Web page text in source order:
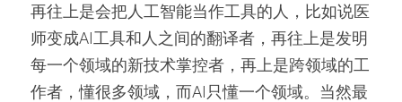
再往上是会把人工智能当作工具的人，比如说医
师变成AI工具和人之间的翻译者，再往上是发明
每一个领域的新技术掌控者，再上是跨领域的工
作者，懂很多领域，而AI只懂一个领域。当然最